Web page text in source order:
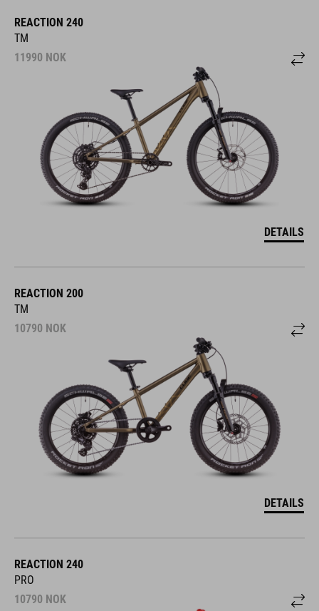
REACTION 240
TM
11990 NOK
DETAILS
REACTION 200
TM
10790 NOK
DETAILS
REACTION 240
PRO
10790 NOK